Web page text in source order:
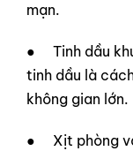
mạn.
● Tinh dầu
tinh dầu là
không gian lớn.
● Xịt phòng và